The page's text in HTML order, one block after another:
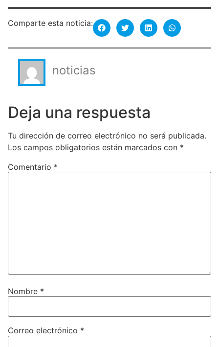
Comparte esta noticia:
noticias
Deja una respuesta
Tu dirección de correo electrónico no será publicada.
Los campos obligatorios están marcados con *
Comentario *
Nombre *
Correo electrónico *